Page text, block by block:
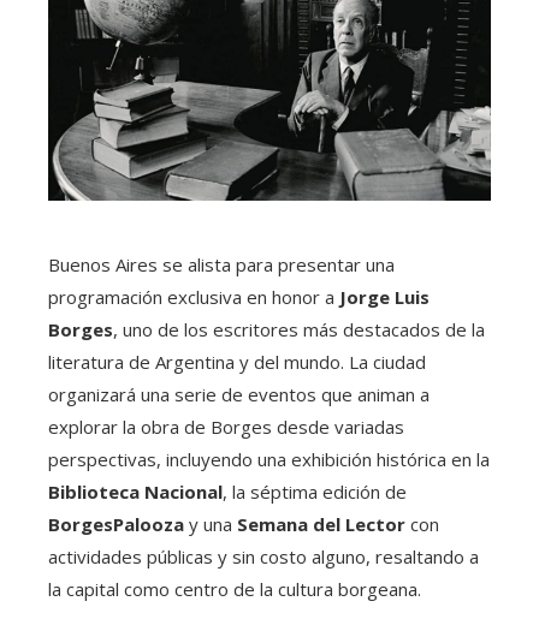
Buenos Aires se alista para presentar una
programación exclusiva en honor a Jorge Luis
Borges, uno de los escritores más destacados de la
literatura de Argentina y del mundo. La ciudad
organizará una serie de eventos que animan a
explorar la obra de Borges desde variadas
perspectivas, incluyendo una exhibición histórica en la
Biblioteca Nacional, la séptima edición de
BorgesPalooza y una Semana del Lector con
actividades públicas y sin costo alguno, resaltando a
la capital como centro de la cultura borgeana.